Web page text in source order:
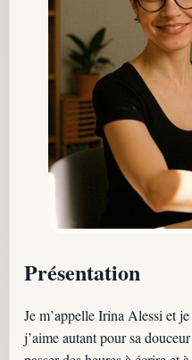
Présentation
Je m’appelle Irina Alessi et
j’aime autant pour sa